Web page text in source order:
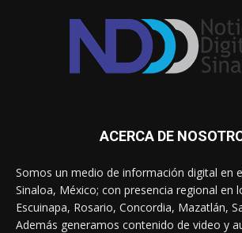
ACERCA DE
Somos un medio de información digital en
Sinaloa, México; con presencia regional en
Escuinapa, Rosario, Concordia, Mazatlán,
Además generamos contenido de video y